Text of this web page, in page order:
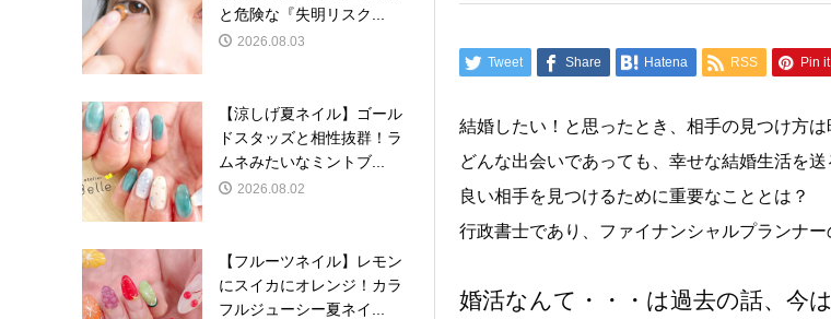
Tweet Share Hatena RSS Pin it
結婚したい！と思ったとき、相手の見つけ方は
どんな出会いであっても、幸せな結婚生活を
良い相手を見つけるために重要なこととは？
行政書士であり、ファイナンシャルプランナー
婚活なんて・・・は過去の話、今
と危険な『失明リスク...
2026.08.03
【涼しげ夏ネイル】ゴール
ドスタッズと相性抜群！ラ
ムネみたいなミントブ...
2026.08.02
【フルーツネイル】レモン
にスイカにオレンジ！カラ
フルジューシー夏ネイ...